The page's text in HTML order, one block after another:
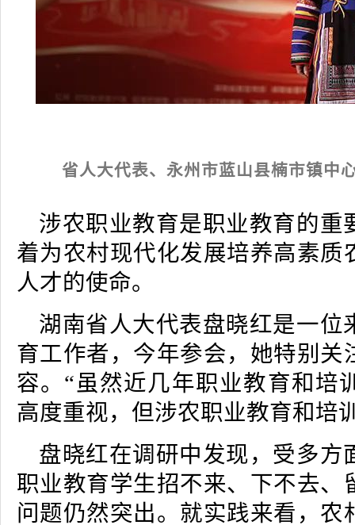
省人大代表、永州市蓝山县楠市镇中
涉农职业教育是职业教育的重
着为农村现代化发展培养高素质
人才的使命。
湖南省人大代表盘晓红是一位
育工作者，今年参会，她特别关
容。“虽然近几年职业教育和培
高度重视，但涉农职业教育和培
盘晓红在调研中发现，受多方
职业教育学生招不来、下不去、
问题仍然突出。就实践来看，农